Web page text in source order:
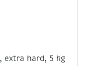
extra hard, 5 kg